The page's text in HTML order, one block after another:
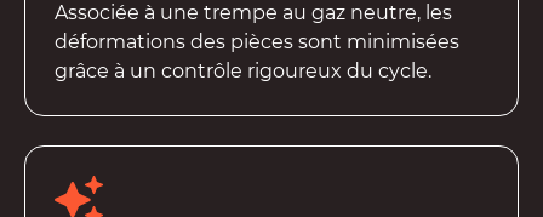
Associée à une trempe au gaz neutre, les
déformations des pièces sont minimisées
grâce à un contrôle rigoureux du cycle.